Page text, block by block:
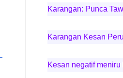
Karangan: Punca
Karangan Kesan
Kesan negatif